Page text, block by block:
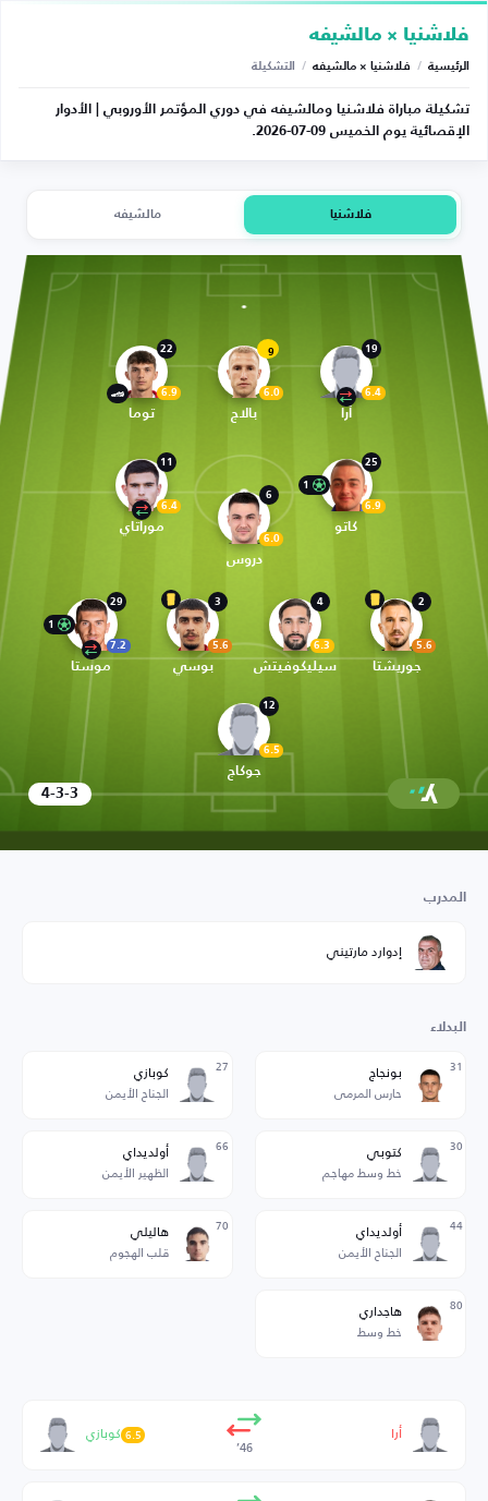
فلاشنيا × مالشيفه
الرئيسية / فلاشنيا × مالشيفه / التشكيلة
تشكيلة مباراة فلاشنيا ومالشيفه في دوري المؤتمر الأوروبي | الأدوار
الإقصائية يوم الخميس 09-07-2026.
فلاشنيا مالشيفه
22
6.9
توما
9
6.0
بالاج
19
6.4
أرا
11
6.4
موراتاي
6
6.0
دروس
25
6.9
1
كاتو
29
7.2
1
موستا
3
5.6
بوسي
4
6.3
سيليكوفيتش
2
5.6
جوريشتا
12
6.5
جوكاج
4-3-3
المدرب
إدوارد مارتيني
البدلاء
31 بونجاج
حارس المرمى
27 كوبازي
الجناح الأيمن
30 كتوبي
خط وسط مهاجم
66 أولديداي
الظهير الأيمن
44 أولديداي
الجناح الأيمن
70 هاليلي
قلب الهجوم
80 هاجداري
خط وسط
أرا
46’
كوبازي 6.5